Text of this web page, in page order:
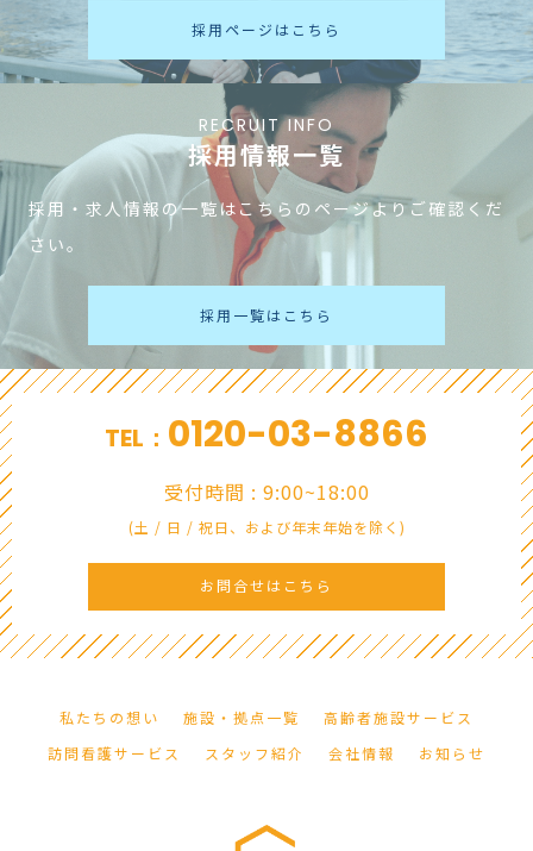
採用ページはこちら
RECRUIT INFO
採用情報一覧
採用・求人情報の一覧はこちらのページよりご確認くだ
さい。
採用一覧はこちら
TEL： 0120-03-8866
受付時間 : 9:00~18:00
(土 / 日 / 祝日、および年末年始を除く)
お問合せはこちら
私たちの想い 施設・拠点一覧
高齢者施設サービス
訪問看護サービス
スタッフ紹介 会社情報 お知らせ